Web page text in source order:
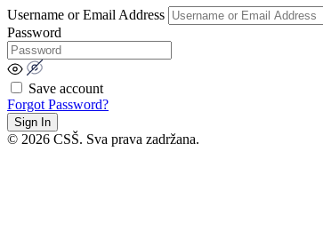
Username or Email Address
Password
Save account
Forgot Password?
Sign In
© 2026 CSŠ. Sva prava zadržana.